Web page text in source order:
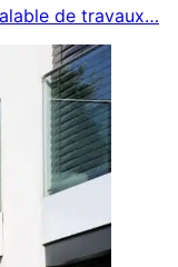
de travaux…